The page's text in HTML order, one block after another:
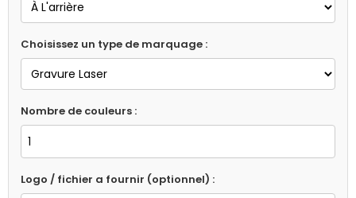
Choisissez un type de marquage :
Nombre de couleurs :
Logo / fichier a fournir (optionnel) :